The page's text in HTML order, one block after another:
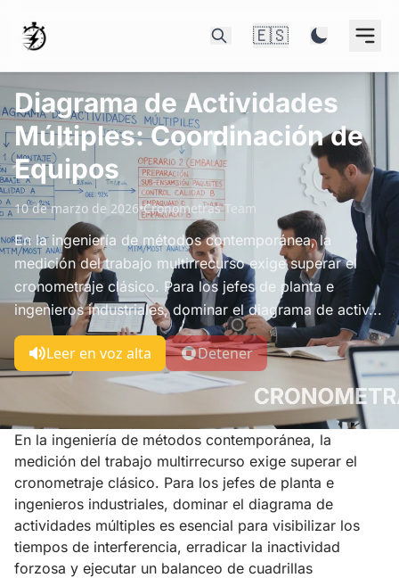
🇪🇸
Diagrama de Actividades
Múltiples: Coordinación de
Equipos
10 de marzo de 2026•Cronometras Team
En la ingeniería de métodos contemporánea, la
medición del trabajo multirrecurso exige superar el
cronometraje clásico. Para los jefes de planta e
ingenieros industriales, dominar el diagrama de activ...
Leer en voz alta Detener
En la ingeniería de métodos contemporánea, la
medición del trabajo multirrecurso exige superar el
cronometraje clásico. Para los jefes de planta e
ingenieros industriales, dominar el diagrama de
actividades múltiples es esencial para visibilizar los
tiempos de interferencia, erradicar la inactividad
forzosa y ejecutar un balanceo de cuadrillas